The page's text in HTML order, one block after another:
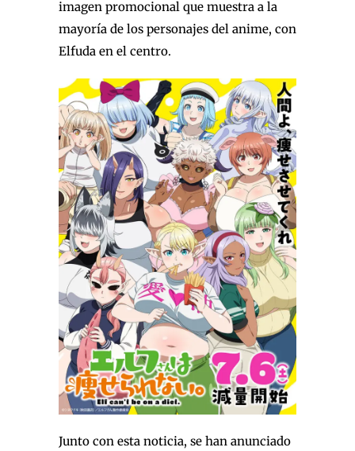
imagen promocional que muestra a la
mayoría de los personajes del anime, con
Elfuda en el centro.
Junto con esta noticia, se han anunciado